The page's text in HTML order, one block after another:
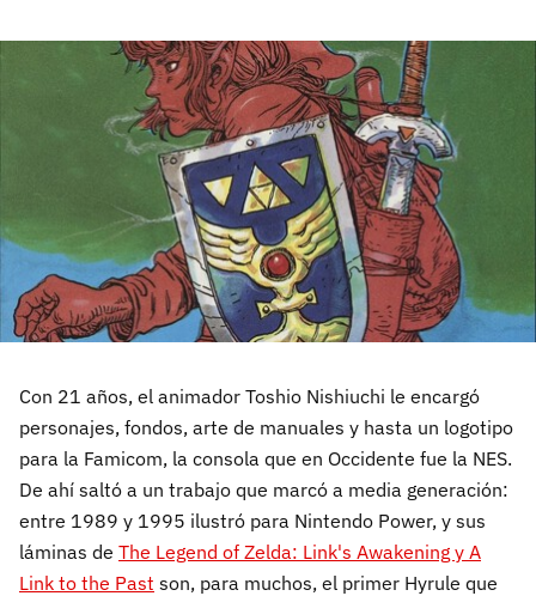
Con 21 años, el animador Toshio Nishiuchi le encargó
personajes, fondos, arte de manuales y hasta un logotipo
para la Famicom, la consola que en Occidente fue la NES.
De ahí saltó a un trabajo que marcó a media generación:
entre 1989 y 1995 ilustró para Nintendo Power, y sus
láminas de The Legend of Zelda: Link's Awakening y A
Link to the Past son, para muchos, el primer Hyrule que